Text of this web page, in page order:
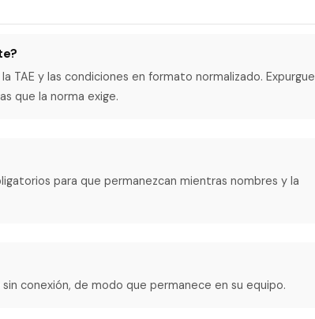
TAE y las condiciones en formato normalizado. Expurgue
que la norma exige.
para que permanezcan mientras nombres y la
conexión, de modo que permanece en su equipo.